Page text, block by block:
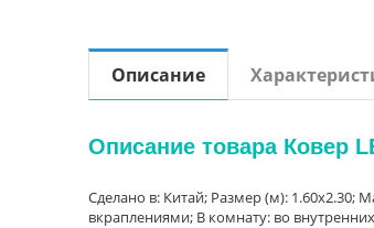
Описание
Описание товара Ковер
Сделано в: Китай; Размер (м): 1.60x2.30;
вкраплениями; В комнату: во